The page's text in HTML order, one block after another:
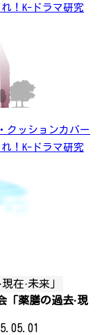
！K-ドラマ研究
クッションカバー
！K-ドラマ研究
在·未来」
薬膳の過去·現